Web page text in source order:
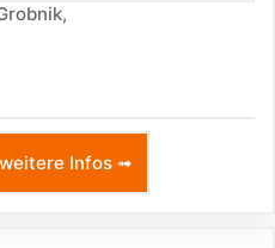
weitere Infos ➟